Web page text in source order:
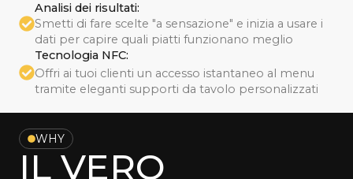
Analisi dei risultati:
Smetti di fare scelte "a sensazione" e inizia a usare i
dati per capire quali piatti funzionano meglio
Tecnologia NFC:
Offri ai tuoi clienti un accesso istantaneo al menu
tramite eleganti supporti da tavolo personalizzati
WHY
IL VERO